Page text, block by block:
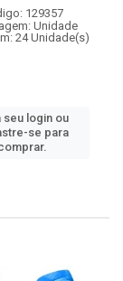
129357
Unidade
24 Unidade(s)
seu login ou
se para